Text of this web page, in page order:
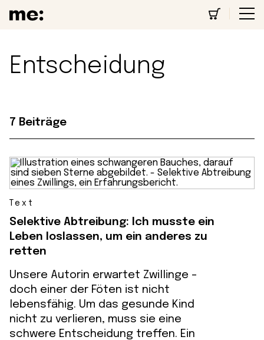
Entscheidung
7 Beiträge
Text
Selektive Abtreibung: Ich musste ein
Leben loslassen, um ein anderes zu
retten
Unsere Autorin erwartet Zwillinge -
doch einer der Föten ist nicht
lebensfähig. Um das gesunde Kind
nicht zu verlieren, muss sie eine
schwere Entscheidung treffen. Ein